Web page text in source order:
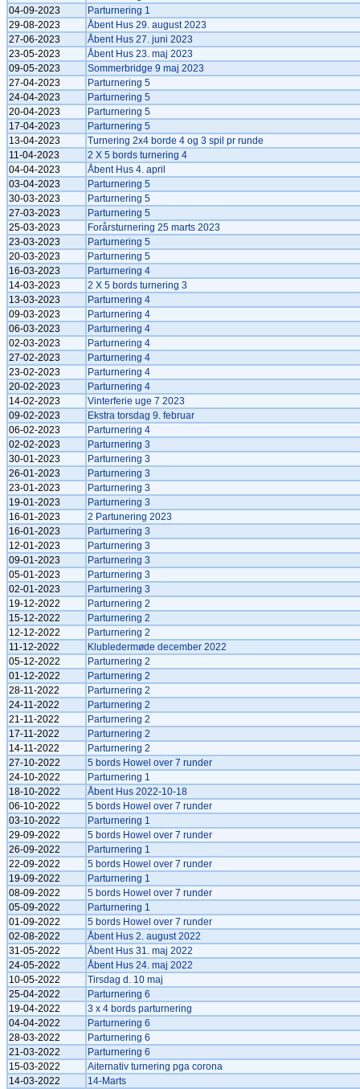
04-09-2023
Parturnering 1
29-08-2023
Åbent Hus 29. august 2023
27-06-2023
Åbent Hus 27. juni 2023
23-05-2023
Åbent Hus 23. maj 2023
09-05-2023
Sommerbridge 9 maj 2023
27-04-2023
Parturnering 5
24-04-2023
Parturnering 5
20-04-2023
Parturnering 5
17-04-2023
Parturnering 5
13-04-2023
Turnering 2x4 borde 4 og 3 spil pr runde
11-04-2023
2 X 5 bords turnering 4
04-04-2023
Åbent Hus 4. april
03-04-2023
Parturnering 5
30-03-2023
Parturnering 5
27-03-2023
Parturnering 5
25-03-2023
Forårsturnering 25 marts 2023
23-03-2023
Parturnering 5
20-03-2023
Parturnering 5
16-03-2023
Parturnering 4
14-03-2023
2 X 5 bords turnering 3
13-03-2023
Parturnering 4
09-03-2023
Parturnering 4
06-03-2023
Parturnering 4
02-03-2023
Parturnering 4
27-02-2023
Parturnering 4
23-02-2023
Parturnering 4
20-02-2023
Parturnering 4
14-02-2023
Vinterferie uge 7 2023
09-02-2023
Ekstra torsdag 9. februar
06-02-2023
Parturnering 4
02-02-2023
Parturnering 3
30-01-2023
Parturnering 3
26-01-2023
Parturnering 3
23-01-2023
Parturnering 3
19-01-2023
Parturnering 3
16-01-2023
2 Partunering 2023
16-01-2023
Parturnering 3
12-01-2023
Parturnering 3
09-01-2023
Parturnering 3
05-01-2023
Parturnering 3
02-01-2023
Parturnering 3
19-12-2022
Parturnering 2
15-12-2022
Parturnering 2
12-12-2022
Parturnering 2
11-12-2022
Klubledermøde december 2022
05-12-2022
Parturnering 2
01-12-2022
Parturnering 2
28-11-2022
Parturnering 2
24-11-2022
Parturnering 2
21-11-2022
Parturnering 2
17-11-2022
Parturnering 2
14-11-2022
Parturnering 2
27-10-2022
5 bords Howel over 7 runder
24-10-2022
Parturnering 1
18-10-2022
Åbent Hus 2022-10-18
06-10-2022
5 bords Howel over 7 runder
03-10-2022
Parturnering 1
29-09-2022
5 bords Howel over 7 runder
26-09-2022
Parturnering 1
22-09-2022
5 bords Howel over 7 runder
19-09-2022
Parturnering 1
08-09-2022
5 bords Howel over 7 runder
05-09-2022
Parturnering 1
01-09-2022
5 bords Howel over 7 runder
02-08-2022
Åbent Hus 2. august 2022
31-05-2022
Åbent Hus 31. maj 2022
24-05-2022
Åbent Hus 24. maj 2022
10-05-2022
Tirsdag d. 10 maj
25-04-2022
Parturnering 6
19-04-2022
3 x 4 bords parturnering
04-04-2022
Parturnering 6
28-03-2022
Parturnering 6
21-03-2022
Parturnering 6
15-03-2022
Aiternativ turnering pga corona
14-03-2022
14-Marts